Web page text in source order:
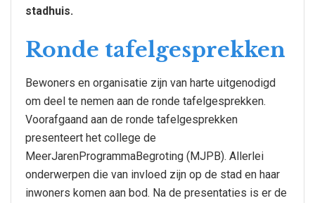
stadhuis.
Ronde tafelgesprekken
Bewoners en organisatie zijn van harte uitgenodigd
om deel te nemen aan de ronde tafelgesprekken.
Voorafgaand aan de ronde tafelgesprekken
presenteert het college de
MeerJarenProgrammaBegroting (MJPB). Allerlei
onderwerpen die van invloed zijn op de stad en haar
inwoners komen aan bod. Na de presentaties is er de